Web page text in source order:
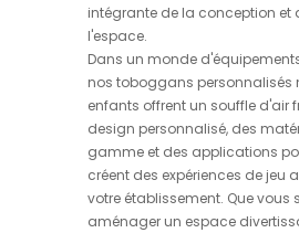
intégrante de la conception et
l'espace.
Dans un monde
nos toboggans
enfants offrent un souffle d'air
design personnalisé, des
gamme et des applications
créent des expériences de jeu
votre établissement. Que vous
aménager un espace